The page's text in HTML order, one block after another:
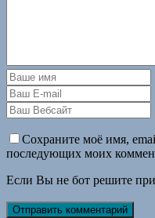
Сохраните моё имя,
последующих моих
Если Вы не бот решите